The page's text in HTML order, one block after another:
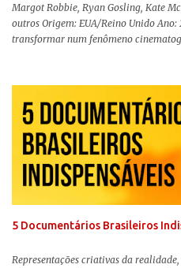
Margot Robbie, Ryan Gosling, Kate
outros Origem: EUA/Reino Unido Ano:
transformar num fenômeno
lançamento, posso afirmar que o
Adoráveis Mulheres ) prometeu tudo
filme do ano até aqui. Repleto de
levar a sério, a produção aborda
conhecida por sua filmografia
como a Barbie se encaixa no mundo
importância e o impacto, positivo ou
pessoas. Isso tudo com um
5 Documentários Brasileiros
Representações criativas da